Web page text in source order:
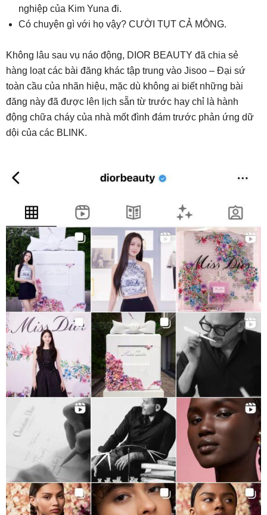
nghiệp của Kim Yuna đi.
Có chuyện gì với họ vậy? CƯỜI TỤT CẢ MÔNG.
Không lâu sau vụ náo động, DIOR BEAUTY đã chia sẻ
hàng loạt các bài đăng khác tập trung vào Jisoo – Đại sứ
toàn cầu của nhãn hiệu, mặc dù không ai biết những bài
đăng này đã được lên lịch sẵn từ trước hay chỉ là hành
động chữa cháy của nhà mốt đình đám trước phản ứng dữ
dội của các BLINK.